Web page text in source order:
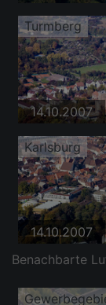
Turmberg
14.10.2007
Karlsburg
14.10.2007
Benachbarte